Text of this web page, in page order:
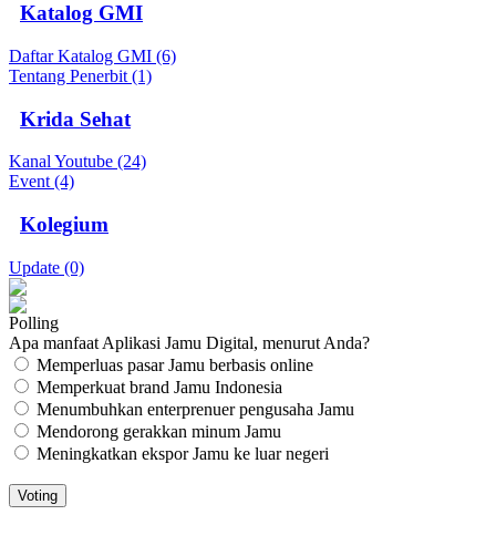
Katalog GMI
Daftar Katalog GMI (6)
Tentang Penerbit (1)
Krida Sehat
Kanal Youtube (24)
Event (4)
Kolegium
Update (0)
Polling
Apa manfaat Aplikasi Jamu Digital, menurut Anda?
Memperluas pasar Jamu berbasis online
Memperkuat brand Jamu Indonesia
Menumbuhkan enterprenuer pengusaha Jamu
Mendorong gerakkan minum Jamu
Meningkatkan ekspor Jamu ke luar negeri